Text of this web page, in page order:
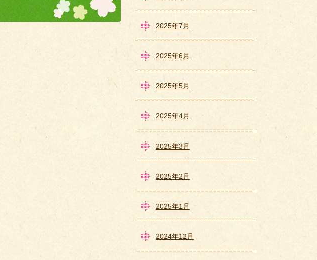
2025年7月
2025年6月
2025年5月
2025年4月
2025年3月
2025年2月
2025年1月
2024年12月